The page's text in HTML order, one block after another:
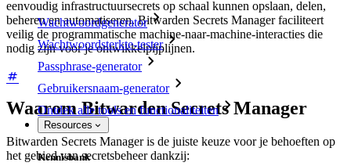
Wachtwoordgenerator
Wachtwoordsterkte-tester
Passphrase-generator
Gebruikersnaam-generator
Ontdek alle tools en functionaliteiten
Resources
Kennisbank
eenvoudig infrastructuursecrets op schaal kunnen opslaan, delen,
beheren en automatiseren. Bitwarden Secrets Manager faciliteert
veilig de programmatische machine-naar-machine-interacties die
nodig zijn voor je ontwikkelpijplijnen.
Waarom Bitwarden Secrets Manager
Bitwarden Secrets Manager is de juiste keuze voor je behoeften op
het gebied van secretsbeheer dankzij: